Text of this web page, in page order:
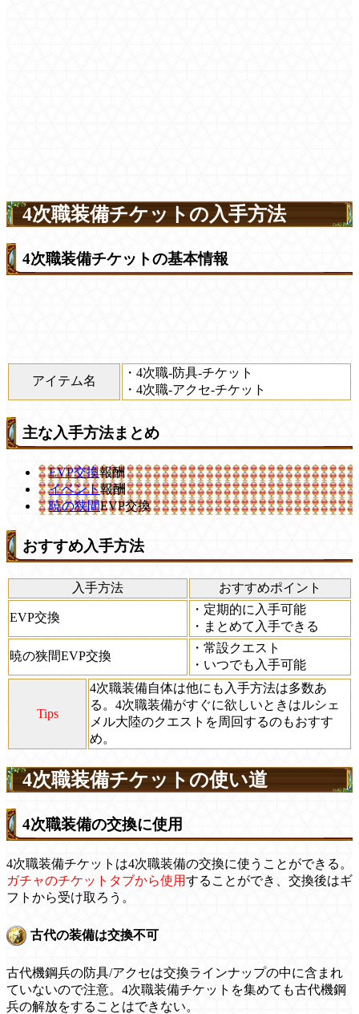
4次職装備チケットの入手方法
4次職装備チケットの基本情報
アイテム名
・4次職-防具-チケット
・4次職-アクセ-チケット
主な入手方法まとめ
EVP交換報酬
イベント報酬
暁の狭間EVP交換
おすすめ入手方法
入手方法 おすすめポイント
EVP交換
・定期的に入手可能
・まとめて入手できる
暁の狭間EVP交換
・常設クエスト
・いつでも入手可能
Tips
4次職装備自体は他にも入手方法は多数あ
る。4次職装備がすぐに欲しいときはルシェ
メル大陸のクエストを周回するのもおすす
め。
4次職装備チケットの使い道
4次職装備の交換に使用
4次職装備チケットは4次職装備の交換に使うことができる。
ガチャのチケットタブから使用することができ、交換後はギ
フトから受け取ろう。
古代の装備は交換不可
古代機鋼兵の防具/アクセは交換ラインナップの中に含まれ
ていないので注意。4次職装備チケットを集めても古代機鋼
兵の解放をすることはできない。